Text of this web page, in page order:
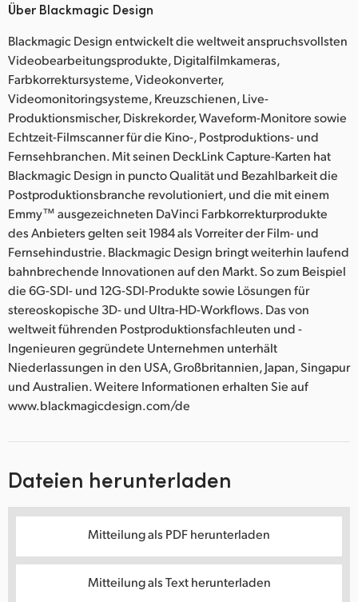
Über Blackmagic Design
Blackmagic Design entwickelt die weltweit anspruchsvollsten
Videobearbeitungsprodukte, Digitalfilmkameras,
Farbkorrektursysteme, Videokonverter,
Videomonitoringsysteme, Kreuzschienen, Live-
Produktionsmischer, Diskrekorder, Waveform-Monitore sowie
Echtzeit-Filmscanner für die Kino-, Postproduktions- und
Fernsehbranchen. Mit seinen DeckLink Capture-Karten hat
Blackmagic Design in puncto Qualität und Bezahlbarkeit die
Postproduktionsbranche revolutioniert, und die mit einem
Emmy™ ausgezeichneten DaVinci Farbkorrekturprodukte
des Anbieters gelten seit 1984 als Vorreiter der Film- und
Fernsehindustrie. Blackmagic Design bringt weiterhin laufend
bahnbrechende Innovationen auf den Markt. So zum Beispiel
die 6G-SDI- und 12G-SDI-Produkte sowie Lösungen für
stereoskopische 3D- und Ultra-HD-Workflows. Das von
weltweit führenden Postproduktionsfachleuten und -
Ingenieuren gegründete Unternehmen unterhält
Niederlassungen in den USA, Großbritannien, Japan, Singapur
und Australien. Weitere Informationen erhalten Sie auf
www.blackmagicdesign.com/de
Dateien herunterladen
Mitteilung als PDF herunterladen
Mitteilung als Text herunterladen